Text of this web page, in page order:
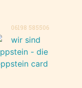
06198 585506